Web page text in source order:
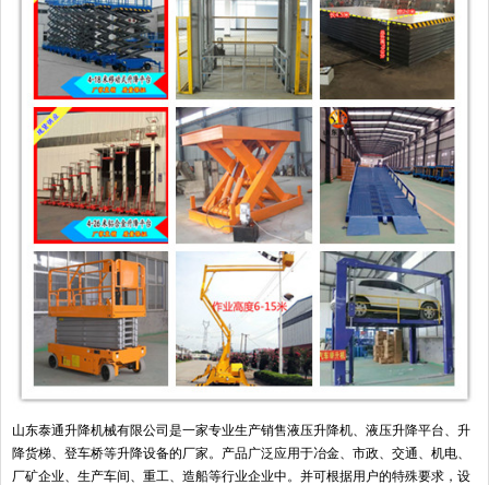
山东泰通升降机械有限公司是一家专业生产销售液压升降机、液压升降平台、升
降货梯、登车桥等升降设备的厂家。产品广泛应用于冶金、市政、交通、机电、
厂矿企业、生产车间、重工、造船等行业企业中。并可根据用户的特殊要求，设